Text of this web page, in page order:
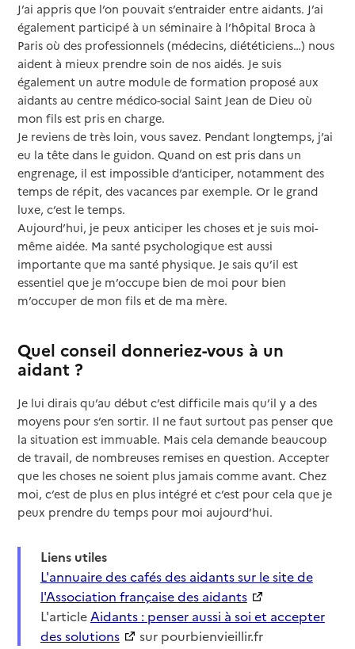
J’ai appris que l’on pouvait s’entraider entre aidants. J’ai
également participé à un séminaire à l’hôpital Broca à
Paris où des professionnels (médecins, diététiciens…) nous
aident à mieux prendre soin de nos aidés. Je suis
également un autre module de formation proposé aux
aidants au centre médico-social Saint Jean de Dieu où
mon fils est pris en charge.
Je reviens de très loin, vous savez. Pendant longtemps, j’ai
eu la tête dans le guidon. Quand on est pris dans un
engrenage, il est impossible d’anticiper, notamment des
temps de répit, des vacances par exemple. Or le grand
luxe, c’est le temps.
Aujourd’hui, je peux anticiper les choses et je suis moi-
même aidée. Ma santé psychologique est aussi
importante que ma santé physique. Je sais qu’il est
essentiel que je m’occupe bien de moi pour bien
m’occuper de mon fils et de ma mère.
Quel conseil donneriez-vous à un
aidant ?
Je lui dirais qu’au début c’est difficile mais qu’il y a des
moyens pour s’en sortir. Il ne faut surtout pas penser que
la situation est immuable. Mais cela demande beaucoup
de travail, de nombreuses remises en question. Accepter
que les choses ne soient plus jamais comme avant. Chez
moi, c’est de plus en plus intégré et c’est pour cela que je
peux prendre du temps pour moi aujourd’hui.
Liens utiles
L'annuaire des cafés des aidants sur le site de
l'Association française des aidants
L'articleAidants : penser aussi à soi et accepter
des solutions
sur pourbienvieillir.fr